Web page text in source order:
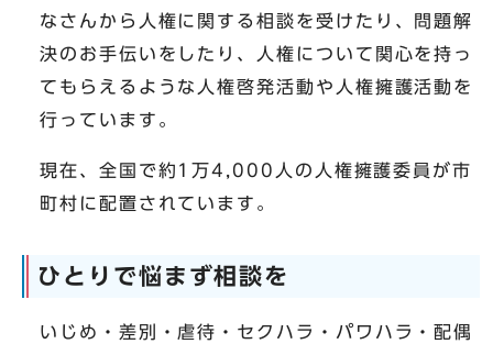
なさんから人権に関する相談を受けたり、問題解
決のお手伝いをしたり、人権について関心を持っ
てもらえるような人権啓発活動や人権擁護活動を
行っています。
現在、全国で約1万4,000人の人権擁護委員が市
町村に配置されています。
ひとりで悩まず相談を
いじめ・差別・虐待・セクハラ・パワハラ・配偶